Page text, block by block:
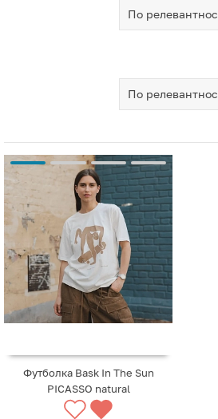
Футболка Bask In The Sun
PICASSO natural